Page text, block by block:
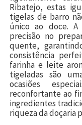
Ribatejo, estas
tigelas de barro
único ao doce.
precisão no
quente,
consistência
farinha e leite
tigeladas são
ocasiões
reconfortante ao
ingredientes
riqueza da doçaria